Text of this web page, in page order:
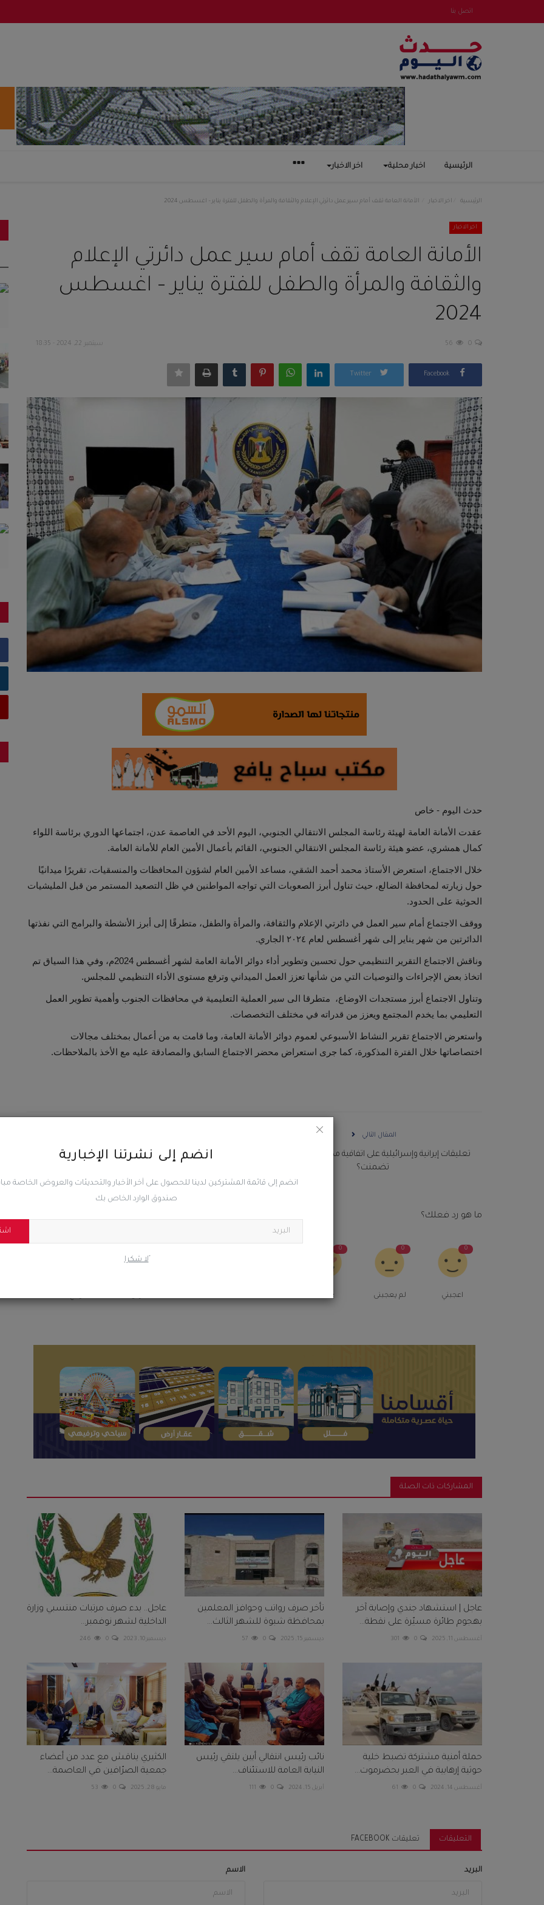
اتصل بنا
الرئيسية اخبار محلية اخر الاخبار
انضم إلى نشرتنا الإخبارية
انضم إلى قائمة المشتركين لدينا للحصول على آخر الأخبار والتحديثات والعروض الخاصة
صندوق الوارد الخاص بك
ًلا شكرا
الرئيسية اخر الاخبار الأمانة العامة تقف أمام سير عمل دائرتي الإعلام والثقافة والمرأة والطفل للفترة يناير – اغسطس 2024
اخر الاخبار
الأمانة العامة تقف أمام سير عمل دائرتي الإعلام
والثقافة والمرأة والطفل للفترة يناير – اغسطس
2024
سبتمبر 22, 2024 - 18:35 0
56
Facebook
Twitter
حدث اليوم - خاص
عقدت الأمانة العامة لهيئة رئاسة المجلس الانتقالي الجنوبي، اليوم الأحد في العاصمة عدن، اجتماعها الدوري برئاسة اللواء
كمال همشري، عضو هيئة رئاسة المجلس الانتقالي الجنوبي، القائم بأعمال الأمين العام للأمانة العامة.
خلال الاجتماع، استعرض الأستاذ محمد أحمد الشقي، مساعد الأمين العام لشؤون المحافظات والمنسقيات، تقريرًا ميدانيًا
حول زيارته لمحافظة الضالع، حيث تناول أبرز الصعوبات التي تواجه المواطنين في ظل التصعيد المستمر من قبل المليشيات
الحوثية على الحدود.
ووقف الاجتماع أمام سير العمل في دائرتي الإعلام والثقافة، والمرأة والطفل، متطرقًا إلى أبرز الأنشطة والبرامج التي نفذتها
الدائرتين من شهر يناير إلى شهر أغسطس لعام ٢٠٢٤ الجاري.
وناقش الاجتماع التقرير التنظيمي حول تحسين وتطوير أداء دوائر الأمانة العامة لشهر أغسطس 2024م، وفي هذا السياق تم
اتخاذ بعض الإجراءات والتوصيات التي من شأنها تعزز العمل الميداني وترفع مستوى الأداء التنظيمي للمجلس.
وتناول الاجتماع أبرز مستجدات الاوضاع، متطرقا الى سير العملية التعليمية في محافظات الجنوب وأهمية تطوير العمل
التعليمي بما يخدم المجتمع ويعزز من قدراته في مختلف التخصصات.
واستعرض الاجتماع تقرير النشاط الأسبوعي لعموم دوائر الأمانة العامة، وما قامت به من أعمال بمختلف مجالات
اختصاصاتها خلال الفترة المذكورة، كما جرى استعراض محضر الاجتماع السابق والمصادقة عليه مع الأخذ بالملاحظات.
لحج.. الحزام الأمني والمشتركة الجنوبية تكسر زحف الحوثي
المقال التالي
تعليقات إيرانية وإسرائيلية على اتفاقية مكة الدفاعية .. ماذا
تضمنت؟
ما هو رد فعلك؟
0
اعجبني
0
لم يعجبنى
0
Love
المشاركات ذات الصلة
عاجل | استشهاد جندي وإصابة آخر
بهجوم طائرة مسيّرة على نقطة...
أغسطس 11, 2025 0
301
تأخر صرف رواتب وحوافز المعلمين
بمحافظة شبوة للشهر الثالث...
ديسمبر 15, 2025 0
57
عاجل.. بدء صرف مرتبات منتسبي وزارة
الداخلية لشهر نوفمبر...
ديسمبر 10, 2023 0
246
حملة أمنية مشتركة تضبط خلية
حوثية إرهابية في العبر بحضرموت...
أغسطس 14, 2024 0
61
نائب رئيس انتقالي أبين يلتقي رئيس
النيابة العامة للاستئناف...
أبريل 15, 2024 0
111
الكثيري يناقش مع عدد من أعضاء
جمعية الصرّافين في العاصمة...
مايو 28, 2025 0
53
التعليقات تعليقات FACEBOOK
الاسم البريد